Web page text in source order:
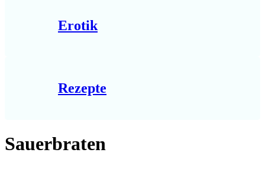
Erotik
Rezepte
Sauerbraten